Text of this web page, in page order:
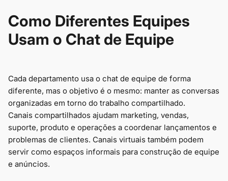
Como Diferentes Equipes
Usam o Chat de Equipe
Cada departamento usa o chat de equipe de forma
diferente, mas o objetivo é o mesmo: manter as conversas
organizadas em torno do trabalho compartilhado.
Canais compartilhados ajudam marketing, vendas,
suporte, produto e operações a coordenar lançamentos e
problemas de clientes. Canais virtuais também podem
servir como espaços informais para construção de equipe
e anúncios.